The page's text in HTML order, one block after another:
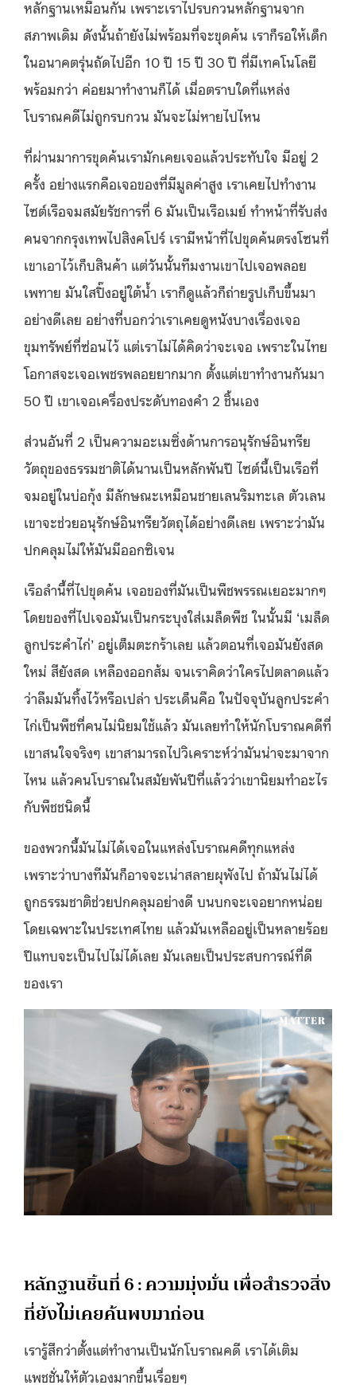
หลักฐานเหมือนกัน เพราะเราไปรบกวนหลักฐานจาก
สภาพเดิม ดังนั้นถ้ายังไม่พร้อมที่จะขุดค้น เราก็รอให้เด็ก
ในอนาคตรุ่นถัดไปอีก 10 ปี 15 ปี 30 ปี ที่มีเทคโนโลยี
พร้อมกว่า ค่อยมาทำงานก็ได้ เมื่อตราบใดที่แหล่ง
โบราณคดีไม่ถูกรบกวน มันจะไม่หายไปไหน
ที่ผ่านมาการขุดค้นเรามักเคยเจอแล้วประทับใจ มีอยู่ 2
ครั้ง อย่างแรกคือเจอของที่มีมูลค่าสูง เราเคยไปทำงาน
ไซต์เรือจมสมัยรัชการที่ 6 มันเป็นเรือเมย์ ทำหน้าที่รับส่ง
คนจากกรุงเทพไปสิงคโปร์ เรามีหน้าที่ไปขุดค้นตรงโซนที่
เขาเอาไว้เก็บสินค้า แต่วันนั้นทีมงานเขาไปเจอพลอย
เพทาย มันใสปิ๊งอยู่ใต้น้ำ เราก็ดูแล้วก็ถ่ายรูปเก็บขึ้นมา
อย่างดีเลย อย่างที่บอกว่าเราเคยดูหนังบางเรื่องเจอ
ขุมทรัพย์ที่ซ่อนไว้ แต่เราไม่ได้คิดว่าจะเจอ เพราะในไทย
โอกาสจะเจอเพชรพลอยยากมาก ตั้งแต่เขาทำงานกันมา
50 ปี เขาเจอเครื่องประดับทองคำ 2 ชิ้นเอง
ส่วนอันที่ 2 เป็นความอะเมซิ่งด้านการอนุรักษ์อินทรีย
วัตถุของธรรมชาติได้นานเป็นหลักพันปี ไซต์นี้เป็นเรือที่
จมอยู่ในบ่อกุ้ง มีลักษณะเหมือนชายเลนริมทะเล ตัวเลน
เขาจะช่วยอนุรักษ์อินทรียวัตถุได้อย่างดีเลย เพราะว่ามัน
ปกคลุมไม่ให้มันมีออกซิเจน
เรือลำนี้ที่ไปขุดค้น เจอของที่มันเป็นพืชพรรณเยอะมากๆ
โดยของที่ไปเจอมันเป็นกระบุงใส่เมล็ดพืช ในนั้นมี ‘เมล็ด
ลูกประคำไก่’ อยู่เต็มตะกร้าเลย แล้วตอนที่เจอมันยังสด
ใหม่ สียังสด เหลืองออกส้ม จนเราคิดว่าใครไปตลาดแล้ว
ว่าลืมมันทิ้งไว้หรือเปล่า ประเด็นคือ ในปัจจุบันลูกประคำ
ไก่เป็นพืชที่คนไม่นิยมใช้แล้ว มันเลยทำให้นักโบราณคดีที่
เขาสนใจจริงๆ เขาสามารถไปวิเคราะห์ว่ามันน่าจะมาจาก
ไหน แล้วคนโบราณในสมัยพันปีที่แล้วว่าเขานิยมทำอะไร
กับพืชชนิดนี้
ของพวกนี้มันไม่ได้เจอในแหล่งโบราณคดีทุกแหล่ง
เพราะว่าบางทีมันก็อาจจะเน่าสลายผุพังไป ถ้ามันไม่ได้
ถูกธรรมชาติช่วยปกคลุมอย่างดี บนบกจะเจอยากหน่อย
โดยเฉพาะในประเทศไทย แล้วมันเหลืออยู่เป็นหลายร้อย
ปีแทบจะเป็นไปไม่ได้เลย มันเลยเป็นประสบการณ์ที่ดี
ของเรา
หลักฐานชิ้นที่ 6 : ความมุ่งมั่น เพื่อสำรวจสิ่ง
ที่ยังไม่เคยค้นพบมาก่อน
เรารู้สึกว่าตั้งแต่ทำงานเป็นนักโบราณคดี เราได้เติม
แพชชั่นให้ตัวเองมากขึ้นเรื่อยๆ